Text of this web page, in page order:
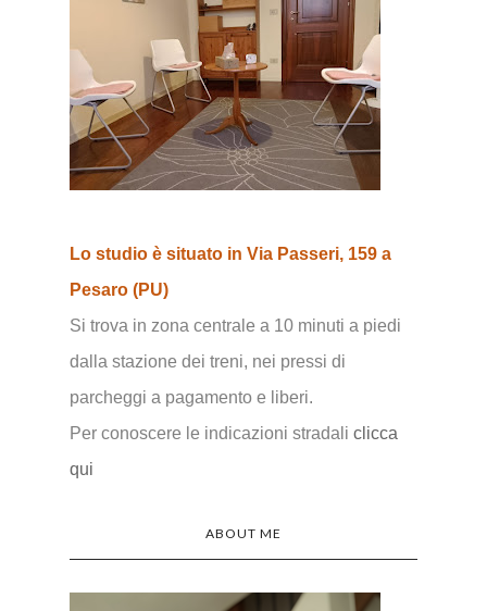
Lo studio è situato in Via Passeri, 159 a
Pesaro (PU)
Si trova in zona centrale a 10 minuti a piedi
dalla stazione dei treni, nei pressi di
parcheggi a pagamento e liberi.
Per conoscere le indicazioni stradali clicca
qui
ABOUT ME